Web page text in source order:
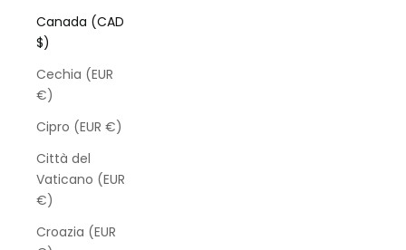
Canada (CAD
$)
Cechia (EUR
€)
Cipro (EUR €)
Città del
Vaticano (EUR
€)
Croazia (EUR